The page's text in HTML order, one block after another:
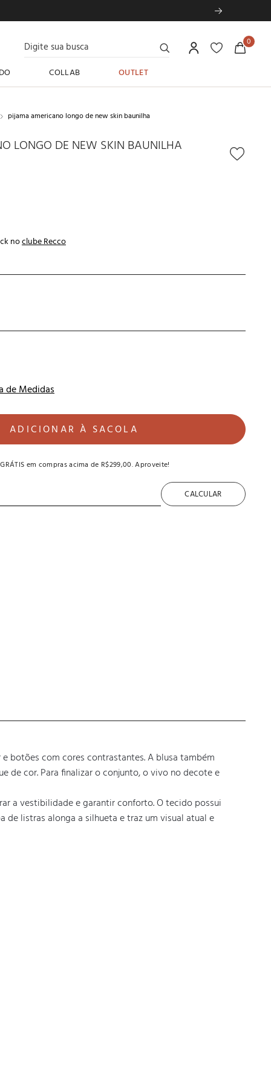
Digite sua busca 0
COLLAB OUTLET
pijama americano longo de new skin baunilha
LONGO DE NEW SKIN BAUNILHA
noclube Recco
de Medidas
ADICIONAR À SACOLA
em compras acima de R$299,00. Aproveite!
CALCULAR
botões com cores contrastantes. A blusa também
de cor. Para finalizar o conjunto, o vivo no decote e
a vestibilidade e garantir conforto. O tecido possui
de listras alonga a silhueta e traz um visual atual e